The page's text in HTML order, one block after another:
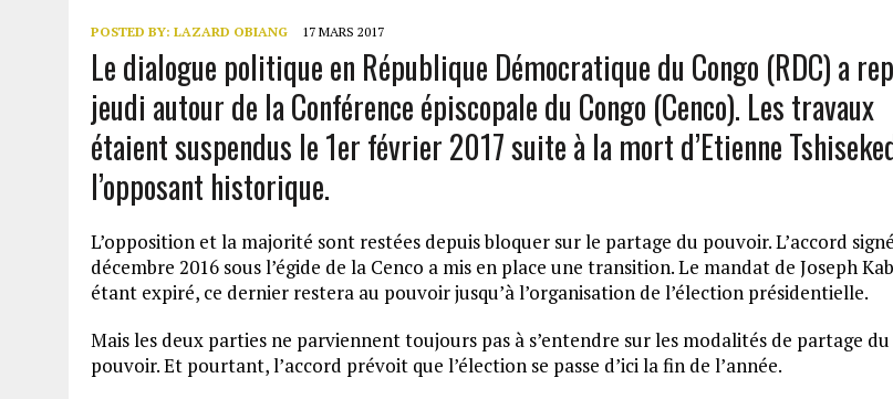
POSTED BY: LAZARD OBIANG 17 MARS 2017
Le dialogue politique en République Démocratique du Congo (RDC) a
jeudi autour de la Conférence épiscopale du Congo (Cenco). Les travaux
étaient suspendus le 1er février 2017 suite à la mort d’Etienne
l’opposant historique.
L’opposition et la majorité sont restées depuis bloquer sur le partage du pouvoir. L’accord
décembre 2016 sous l’égide de la Cenco a mis en place une transition. Le mandat de Joseph
étant expiré, ce dernier restera au pouvoir jusqu’à l’organisation de l’élection présidentielle.
Mais les deux parties ne parviennent toujours pas à s’entendre sur les modalités de partage du
pouvoir. Et pourtant, l’accord prévoit que l’élection se passe d’ici la fin de l’année.